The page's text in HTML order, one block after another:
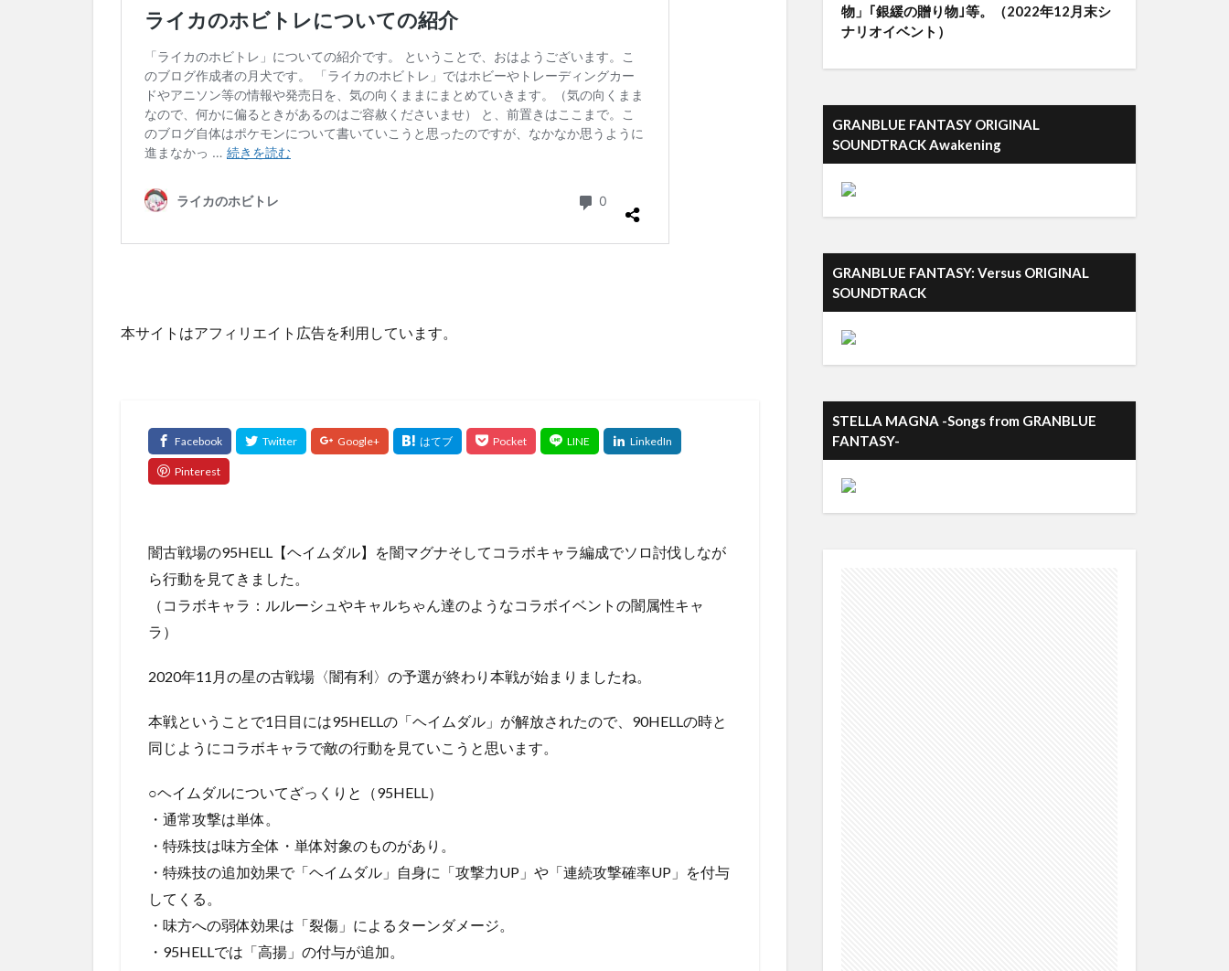
本サイトはアフィリエイト広告を利用しています。
闇古戦場の95HELL【ヘイムダル】を闇マグナそしてコラボキャラ編成でソロ討伐しなが
ら行動を見てきました。
（コラボキャラ：ルルーシュやキャルちゃん達のようなコラボイベントの闇属性キャ
ラ）
2020年11月の星の古戦場〈闇有利〉の予選が終わり本戦が始まりましたね。
本戦ということで1日目には95HELLの「ヘイムダル」が解放されたので、90HELLの時と
同じようにコラボキャラで敵の行動を見ていこうと思います。
○ヘイムダルについてざっくりと（95HELL）
・通常攻撃は単体。
・特殊技は味方全体・単体対象のものがあり。
・特殊技の追加効果で「ヘイムダル」自身に「攻撃力UP」や「連続攻撃確率UP」を付与
してくる。
・味方への弱体効果は「裂傷」によるターンダメージ。
・95HELLでは「高揚」の付与が追加。
物」｢銀緩の贈り物｣等。（2022年12月末シ
ナリオイベント）
GRANBLUE FANTASY ORIGINAL
SOUNDTRACK Awakening
GRANBLUE FANTASY: Versus ORIGINAL
SOUNDTRACK
STELLA MAGNA -Songs from GRANBLUE
FANTASY-